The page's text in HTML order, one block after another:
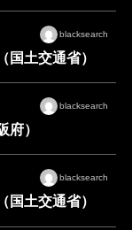
blacksearch
国土交通省）
blacksearch
府）
blacksearch
国土交通省）